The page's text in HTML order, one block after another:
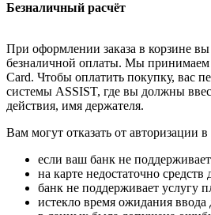
Безналичный расчёт
При оформлении заказа в корзине
безналичной оплаты. Мы принимаем
Card. Чтобы оплатить покупку, вас
системы ASSIST, где вы должны
действия, имя держателя.
Вам могут отказать от авторизации в
если ваш банк не
на карте недостаточно средств
банк не поддерживает услугу
истекло время ожидания ввода